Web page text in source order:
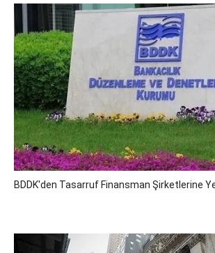
BDDK'den Tasarruf Finansman Şirketlerine